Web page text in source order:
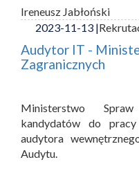
Ireneusz Jabłoński
2023-11-13 |
Audytor IT -
Zagranicznych
Ministerstwo
kandydatów do
audytora
Audytu.